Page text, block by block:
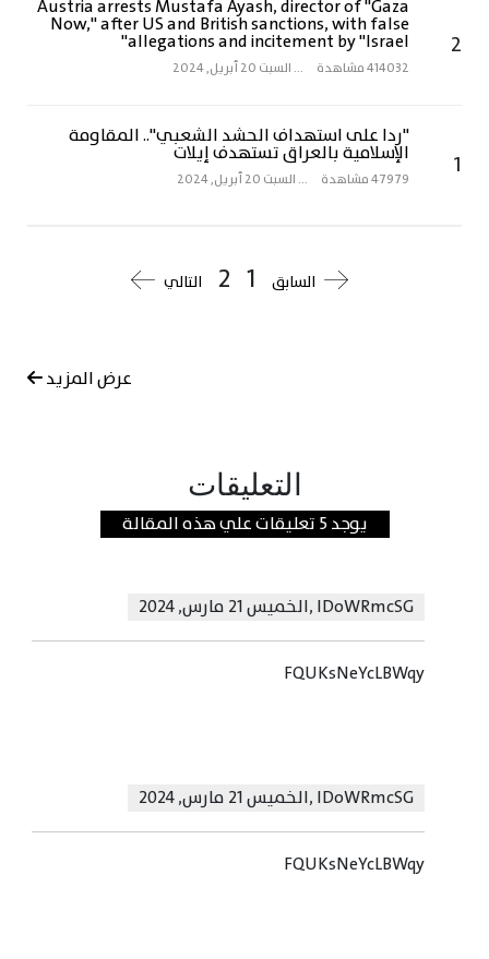
2
Austria arrests Mustafa Ayash, director of "Gaza
Now," after US and British sanctions, with false
allegations and incitement by "Israel"
414032 مشاهدة ...السبت 20 أبريل, 2024
1
"ردا على استهداف الحشد الشعبي".. المقاومة
الإسلامية بالعراق تستهدف إيلات
47979 مشاهدة ...السبت 20 أبريل, 2024
السابق 1
2 التالي
عرض المزيد
التعليقات
يوجد 5 تعليقات علي هذه المقالة
lDoWRmcSG
, الخميس 21 مارس, 2024
FQUKsNeYcLBWqy
lDoWRmcSG
, الخميس 21 مارس, 2024
FQUKsNeYcLBWqy